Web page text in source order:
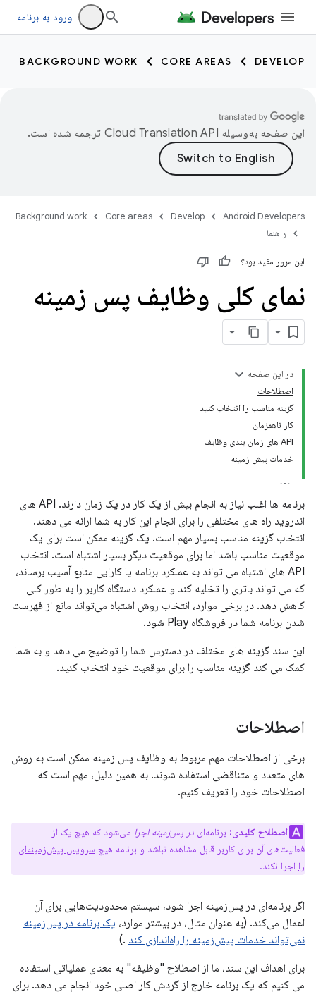
ورود به برنامه
DEVELOP
CORE AREAS
BACKGROUND WORK
این صفحه به‌وسیله ترجمه شده است.
Android Developers
Develop
Core areas
Background work
راهنما
این مرور مفید بود؟
نمای کلی وظایف پس زمینه
در این صفحه
اصطلاحات
گزینه مناسب را انتخاب کنید
کار ناهمزمان
API های زمان بندی وظایف
خدمات پیش زمینه
برنامه ها اغلب نیاز به انجام بیش از یک کار در یک زمان دارند. API های
اندروید راه های مختلفی را برای انجام این کار به شما ارائه می دهند.
انتخاب گزینه مناسب بسیار مهم است. یک گزینه ممکن است برای یک
موقعیت مناسب باشد اما برای موقعیت دیگر بسیار اشتباه است. انتخاب
API های اشتباه می تواند به عملکرد برنامه یا کارایی منابع آسیب برساند،
که می تواند باتری را تخلیه کند و عملکرد دستگاه کاربر را به طور کلی
کاهش دهد. در برخی موارد، انتخاب روش اشتباه می‌تواند مانع از فهرست
شدن برنامه شما در فروشگاه Play شود.
این سند گزینه های مختلف در دسترس شما را توضیح می دهد و به شما
کمک می کند گزینه مناسب را برای موقعیت خود انتخاب کنید.
اصطلاحات
برخی از اصطلاحات مهم مربوط به وظایف پس زمینه ممکن است به روش
های متعدد و متناقضی استفاده شوند. به همین دلیل، مهم است که
اصطلاحات خود را تعریف کنیم.
اصطلاح کلیدی: برنامه‌ای در پس‌زمینه اجرا می‌شود که هیچ یک از
فعالیت‌های آن برای کاربر قابل مشاهده نباشد و برنامه هیچ سرویس پیش‌زمینه‌ای
را اجرا نکند.
اگر برنامه‌ای در پس‌زمینه اجرا شود، سیستم محدودیت‌هایی برای آن
اعمال می‌کند. (به عنوان مثال، در بیشتر موارد، یک برنامه در پس‌زمینه
نمی‌تواند خدمات پیش‌زمینه را راه‌اندازی کند .)
برای اهداف این سند، ما از اصطلاح "وظیفه" به معنای عملیاتی استفاده
می کنیم که یک برنامه خارج از گردش کار اصلی خود انجام می دهد. برای